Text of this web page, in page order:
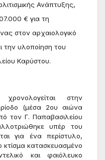
Ανάπτυξης,
€ για τη
στον αρχαιολογικό
την υλοποίηση του
Καρύστου.
στην
(μέσα 2ου αιώνα
τον Γ. Παπαβασιλείου
υπέρ του
για ένα περίστυλο,
κατασκευασμένο
και φαιόλευκο